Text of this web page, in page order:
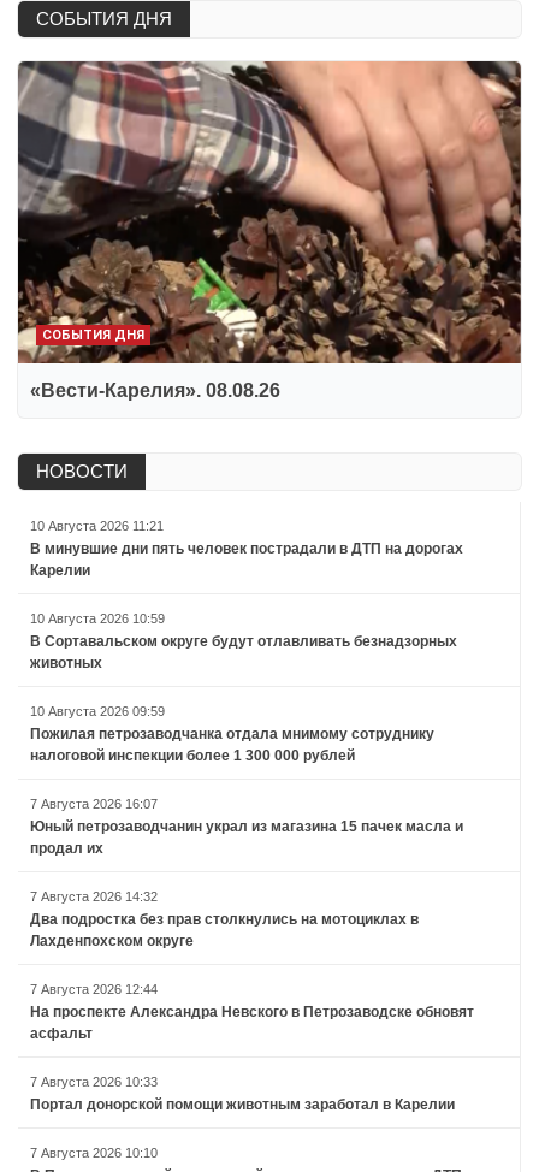
СОБЫТИЯ ДНЯ
СОБЫТИЯ ДНЯ
«Вести-Карелия». 08.08.26
НОВОСТИ
10 Августа 2026 11:21
В минувшие дни пять человек пострадали в ДТП на дорогах
Карелии
10 Августа 2026 10:59
В Сортавальском округе будут отлавливать безнадзорных
животных
10 Августа 2026 09:59
Пожилая петрозаводчанка отдала мнимому сотруднику
налоговой инспекции более 1 300 000 рублей
7 Августа 2026 16:07
Юный петрозаводчанин украл из магазина 15 пачек масла и
продал их
7 Августа 2026 14:32
Два подростка без прав столкнулись на мотоциклах в
Лахденпохском округе
7 Августа 2026 12:44
На проспекте Александра Невского в Петрозаводске обновят
асфальт
7 Августа 2026 10:33
Портал донорской помощи животным заработал в Карелии
7 Августа 2026 10:10